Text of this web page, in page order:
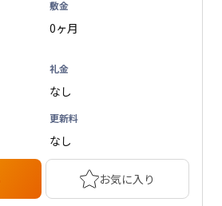
敷金
0ヶ月
礼金
なし
更新料
なし
お気に入り